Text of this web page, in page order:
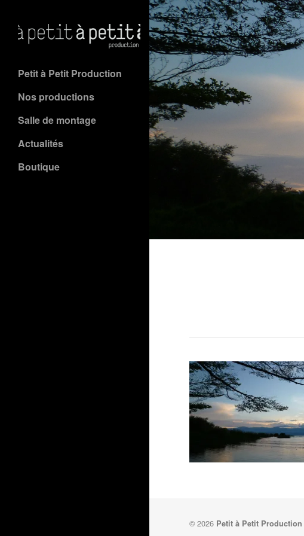
Petit à Petit Production
Nos productions
Salle de montage
Actualités
Boutique
© 2026 Petit à Petit Production